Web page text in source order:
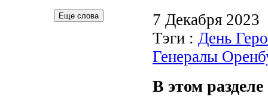
Еще слова
7 Декабря
Тэги : День
Генералы
В этом разделе